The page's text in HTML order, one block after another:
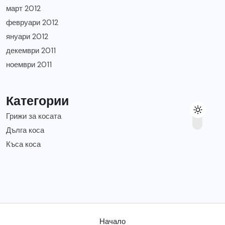
март 2012
февруари 2012
януари 2012
декември 2011
ноември 2011
Категории
Грижи за косата
Дълга коса
Къса коса
Начало